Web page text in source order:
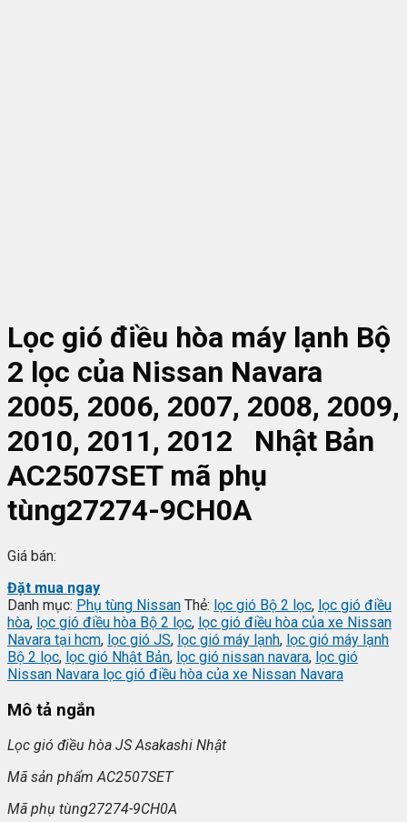
Lọc gió điều hòa máy lạnh Bộ
2 lọc của Nissan Navara
2005, 2006, 2007, 2008, 2009,
2010, 2011, 2012 Nhật Bản
AC2507SET mã phụ
tùng27274-9CH0A
Giá bán:
Đặt mua ngay
Danh mục: Phụ tùng Nissan Thẻ: lọc gió Bộ 2 lọc, lọc gió điều
hòa, lọc gió điều hòa Bộ 2 lọc, lọc gió điều hòa của xe Nissan
Navara tại hcm, lọc gió JS, lọc gió máy lạnh, lọc gió máy lạnh
Bộ 2 lọc, lọc gió Nhật Bản, lọc gió nissan navara, lọc gió
Nissan Navara lọc gió điều hòa của xe Nissan Navara
Mô tả ngắn
Lọc gió điều hòa JS Asakashi Nhật
Mã sản phẩm AC2507SET
Mã phụ tùng27274-9CH0A